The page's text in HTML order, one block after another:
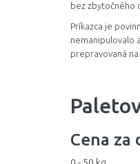
bez zbytočného
Príkazca je
nemanipulovalo
prepravovaná na
Cena za